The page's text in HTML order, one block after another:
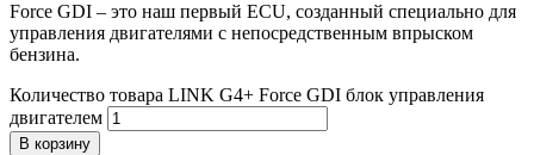
Force GDI – это наш первый ECU, созданный специально для
управления двигателями с непосредственным впрыском
бензина.
Количество товара LINK G4+ Force GDI блок управления
двигателем
В корзину